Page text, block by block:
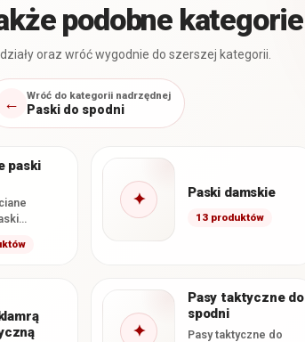
podobne kategorie
oraz wróć wygodnie do szerszej kategorii.
← Wróć do kategorii nadrzędnej
Paski do spodni
paski
✦ Paski damskie
13 produktów
✦
Pasy taktyczne do
spodni
Pasy taktyczne do